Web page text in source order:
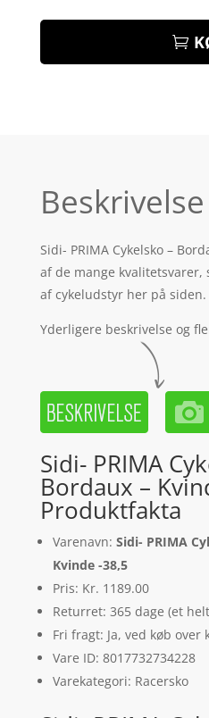
Beskrivelse
Sidi- PRIMA Cykelsko –
af de mange kvalitetsvarer,
af cykeludstyr her på siden.
Yderligere beskrivelse og
Sidi- PRIMA
Bordaux –
Produktfakta
Varenavn: Sidi- PRIMA
Kvinde -38,5
Pris: Kr. 1189.00
Returret: 365 dage (et
Fri fragt: Ja, ved køb over
Vare ID: 8017732734228
Varekategori: Racersko